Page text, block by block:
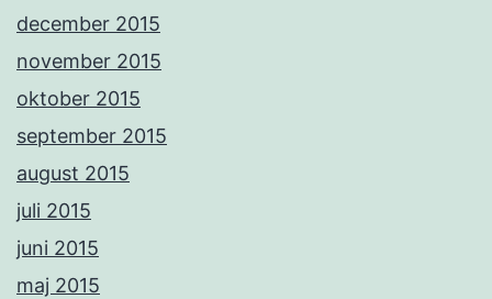
december 2015
november 2015
oktober 2015
september 2015
august 2015
juli 2015
juni 2015
maj 2015